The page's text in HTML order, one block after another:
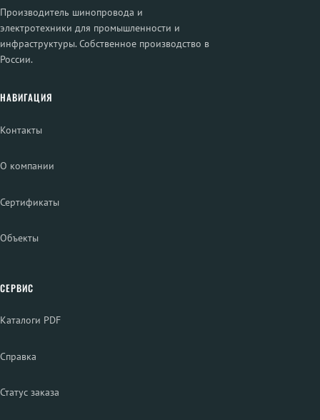
Производитель шинопровода и
электротехники для промышленности и
инфраструктуры. Собственное производство в
России.
НАВИГАЦИЯ
Контакты
О компании
Сертификаты
Объекты
СЕРВИС
Каталоги PDF
Справка
Статус заказа